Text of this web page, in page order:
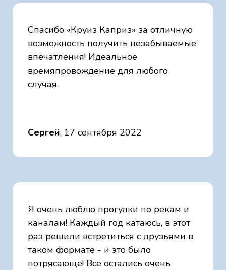
Спасибо «Круиз Каприз» за отличную
возможность получить незабываемые
впечатления! Идеальное
времяпровождение для любого
случая.
Сергей, 17 сентября 2022
Я очень люблю прогулки по рекам и
каналам! Каждый год катаюсь, в этот
раз решили встретиться с друзьями в
таком формате - и это было
потрясающе! Все остались очень